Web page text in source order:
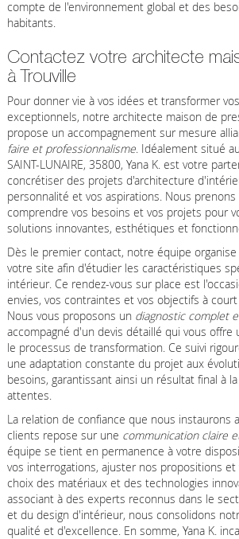
compte de l'environnement global et des
habitants.
Contactez votre architecte
à Trouville
Pour donner vie à vos idées et transformer
exceptionnels, notre architecte maison de
propose un accompagnement sur mesure
faire et professionnalisme. Idéalement situé
SAINT-LUNAIRE, 35800, Yana K. est votre
concrétiser des projets d'architecture
personnalité et vos aspirations. Nous
comprendre vos besoins et vos projets pour
solutions innovantes, esthétiques et
Dès le premier contact, notre équipe
votre site afin d'étudier les caractéristiques
intérieur. Ce rendez-vous sur place est
envies, vos contraintes et vos objectifs à
Nous vous proposons un diagnostic complet
accompagné d'un devis détaillé qui vous
le processus de transformation. Ce suivi
une adaptation constante du projet aux
besoins, garantissant ainsi un résultat final à
attentes.
La relation de confiance que nous instaurons
clients repose sur une communication claire
équipe se tient en permanence à votre
vos interrogations, ajuster nos propositions et
choix des matériaux et des technologies
associant à des experts reconnus dans le
et du design d'intérieur, nous consolidons
qualité et d'excellence. En somme, Yana K.